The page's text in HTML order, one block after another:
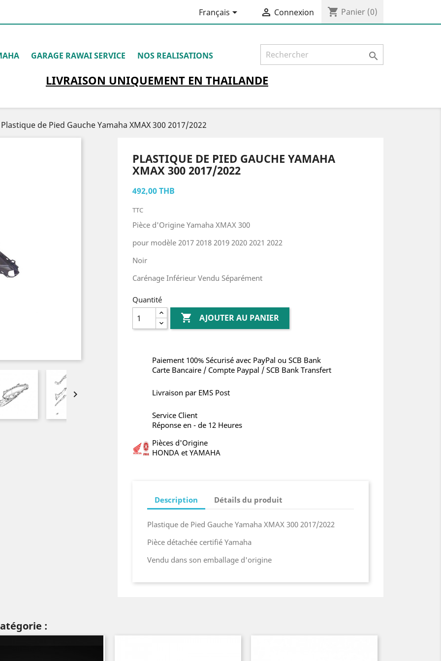
Français  Connexion shopping_cart Panier (0)
GARAGE RAWAI SERVICE NOS REALISATIONS 
LIVRAISON UNIQUEMENTEN THAILANDE
Plastique de Pied Gauche Yamaha XMAX 300 2017/2022

PLASTIQUE DE PIED GAUCHE YAMAHA
XMAX 300 2017/2022
492,00 THB
TTC
Pièce d'Origine Yamaha XMAX 300
pour modèle 2017 2018 2019 2020 2021 2022
Noir
Carénage Inférieur Vendu Séparément
Quantité
 AJOUTER AU PANIER
Paiement 100% Sécurisé avec PayPal ou SCB Bank
Carte Bancaire / Compte Paypal / SCB Bank Transfert
Livraison par EMS Post
Service Client
Réponse en - de 12 Heures
Pièces d'Origine
HONDA et YAMAHA
Description Détails du produit
Plastique de Pied Gauche Yamaha XMAX 300 2017/2022
Pièce détachée certifié Yamaha
Vendu dans son emballage d'origine
: